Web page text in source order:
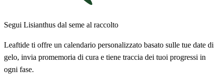
Segui Lisianthus dal seme al raccolto
Leaftide ti offre un calendario personalizzato basato sulle tue date di
gelo, invia promemoria di cura e tiene traccia dei tuoi progressi in
ogni fase.